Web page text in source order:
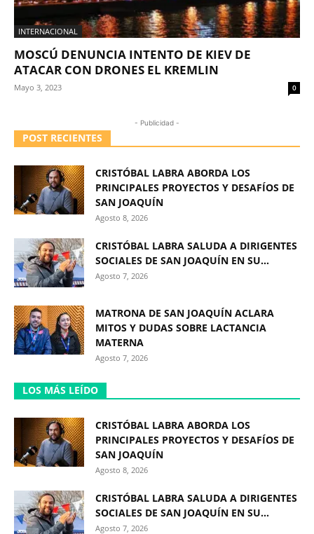
INTERNACIONAL
MOSCÚ DENUNCIA INTENTO DE KIEV DE
ATACAR CON DRONES EL KREMLIN
Mayo 3, 2023 0
- Publicidad -
POST RECIENTES
CRISTÓBAL LABRA ABORDA LOS
PRINCIPALES PROYECTOS Y DESAFÍOS DE
SAN JOAQUÍN
Agosto 8, 2026
CRISTÓBAL LABRA SALUDA A DIRIGENTES
SOCIALES DE SAN JOAQUÍN EN SU...
Agosto 7, 2026
MATRONA DE SAN JOAQUÍN ACLARA
MITOS Y DUDAS SOBRE LACTANCIA
MATERNA
Agosto 7, 2026
LOS MÁS LEÍDO
CRISTÓBAL LABRA ABORDA LOS
PRINCIPALES PROYECTOS Y DESAFÍOS DE
SAN JOAQUÍN
Agosto 8, 2026
CRISTÓBAL LABRA SALUDA A DIRIGENTES
SOCIALES DE SAN JOAQUÍN EN SU...
Agosto 7, 2026